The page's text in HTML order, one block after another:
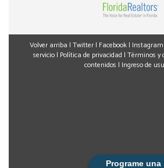
Programe
Volver arriba | Twitter| Facebook| Instagram
servicio| Política de privacidad | Términos y
contenidos | Ingreso de